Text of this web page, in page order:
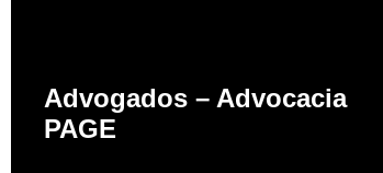
Advogados – Advocacia
PAGE